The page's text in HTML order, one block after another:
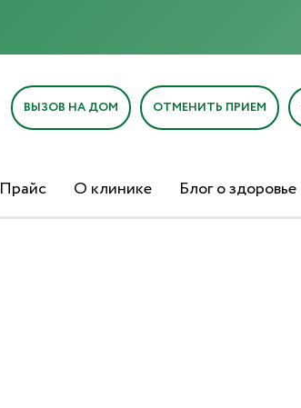
ВЫЗОВ НА ДОМ ОТМЕНИТЬ ПРИЕМ
Прайс О клинике Блог о здоровье
Отправка отзыва